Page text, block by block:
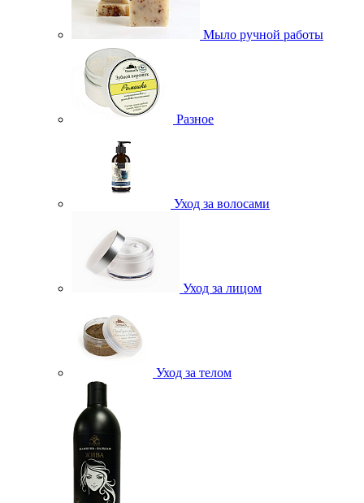
Мыло ручной работы
Разное
Уход за волосами
Уход за лицом
Уход за телом